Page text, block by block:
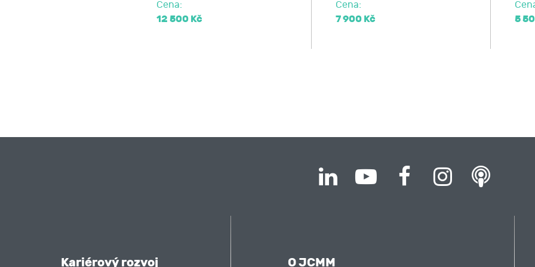
Cena:
12 500 Kč
Cena:
7 900 Kč 5
Kariérový rozvoj O JCMM